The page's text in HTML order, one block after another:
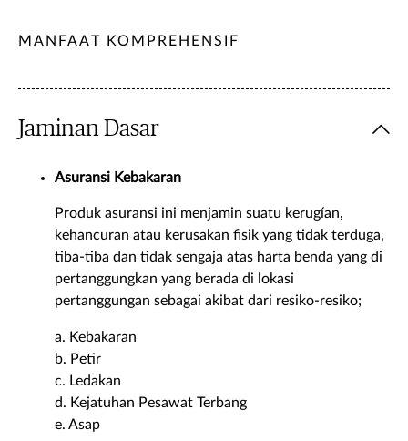
MANFAAT KOMPREHENSIF
Jaminan Dasar
Asuransi Kebakaran
Produk asuransi ini menjamin suatu kerugían,
kehancuran atau kerusakan fisik yang tidak terduga,
tiba-tiba dan tidak sengaja atas harta benda yang di
pertanggungkan yang berada di lokasi
pertanggungan sebagai akibat dari resiko-resiko;
a. Kebakaran
b. Petir
c. Ledakan
d. Kejatuhan Pesawat Terbang
e. Asap